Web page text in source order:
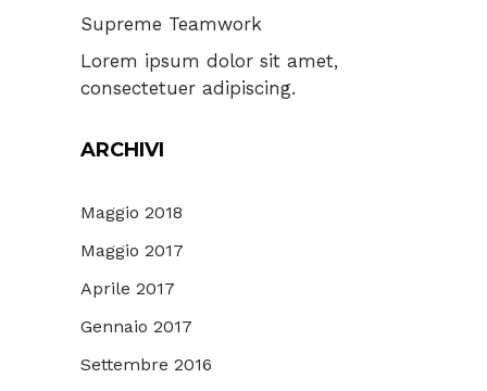
Supreme Teamwork
Lorem ipsum dolor sit amet,
consectetuer adipiscing.
ARCHIVI
Maggio 2018
Maggio 2017
Aprile 2017
Gennaio 2017
Settembre 2016